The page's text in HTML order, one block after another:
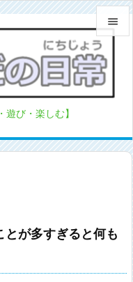
び・楽しむ】

メニュ

サイド
前へ
とが多すぎると何も